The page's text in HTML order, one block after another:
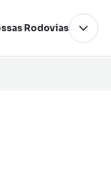
Rodovias